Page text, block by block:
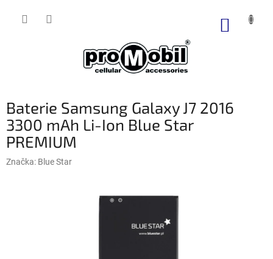
Baterie Samsung Galaxy J7 2016
3300 mAh Li-Ion Blue Star
PREMIUM
Značka: Blue Star